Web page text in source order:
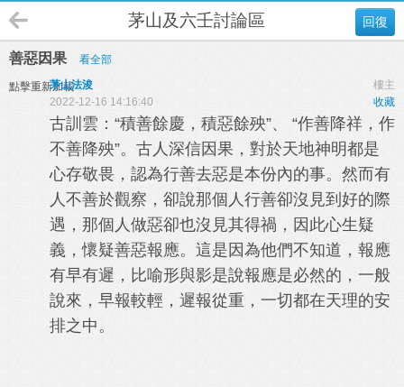
回復
茅山及六壬討論區
善惡因果 看全部
點擊重新加載 樓主
茅山法浚
收藏
2022-12-16 14:16:40
古訓雲：“積善餘慶，積惡餘殃”、 “作善降祥，作
不善降殃”。古人深信因果，對於天地神明都是
心存敬畏，認為行善去惡是本份內的事。然而有
人不善於觀察，卻說那個人行善卻沒見到好的際
遇，那個人做惡卻也沒見其得禍，因此心生疑
義，懷疑善惡報應。這是因為他們不知道，報應
有早有遲，比喻形與影是說報應是必然的，一般
說來，早報較輕，遲報從重，一切都在天理的安
排之中。